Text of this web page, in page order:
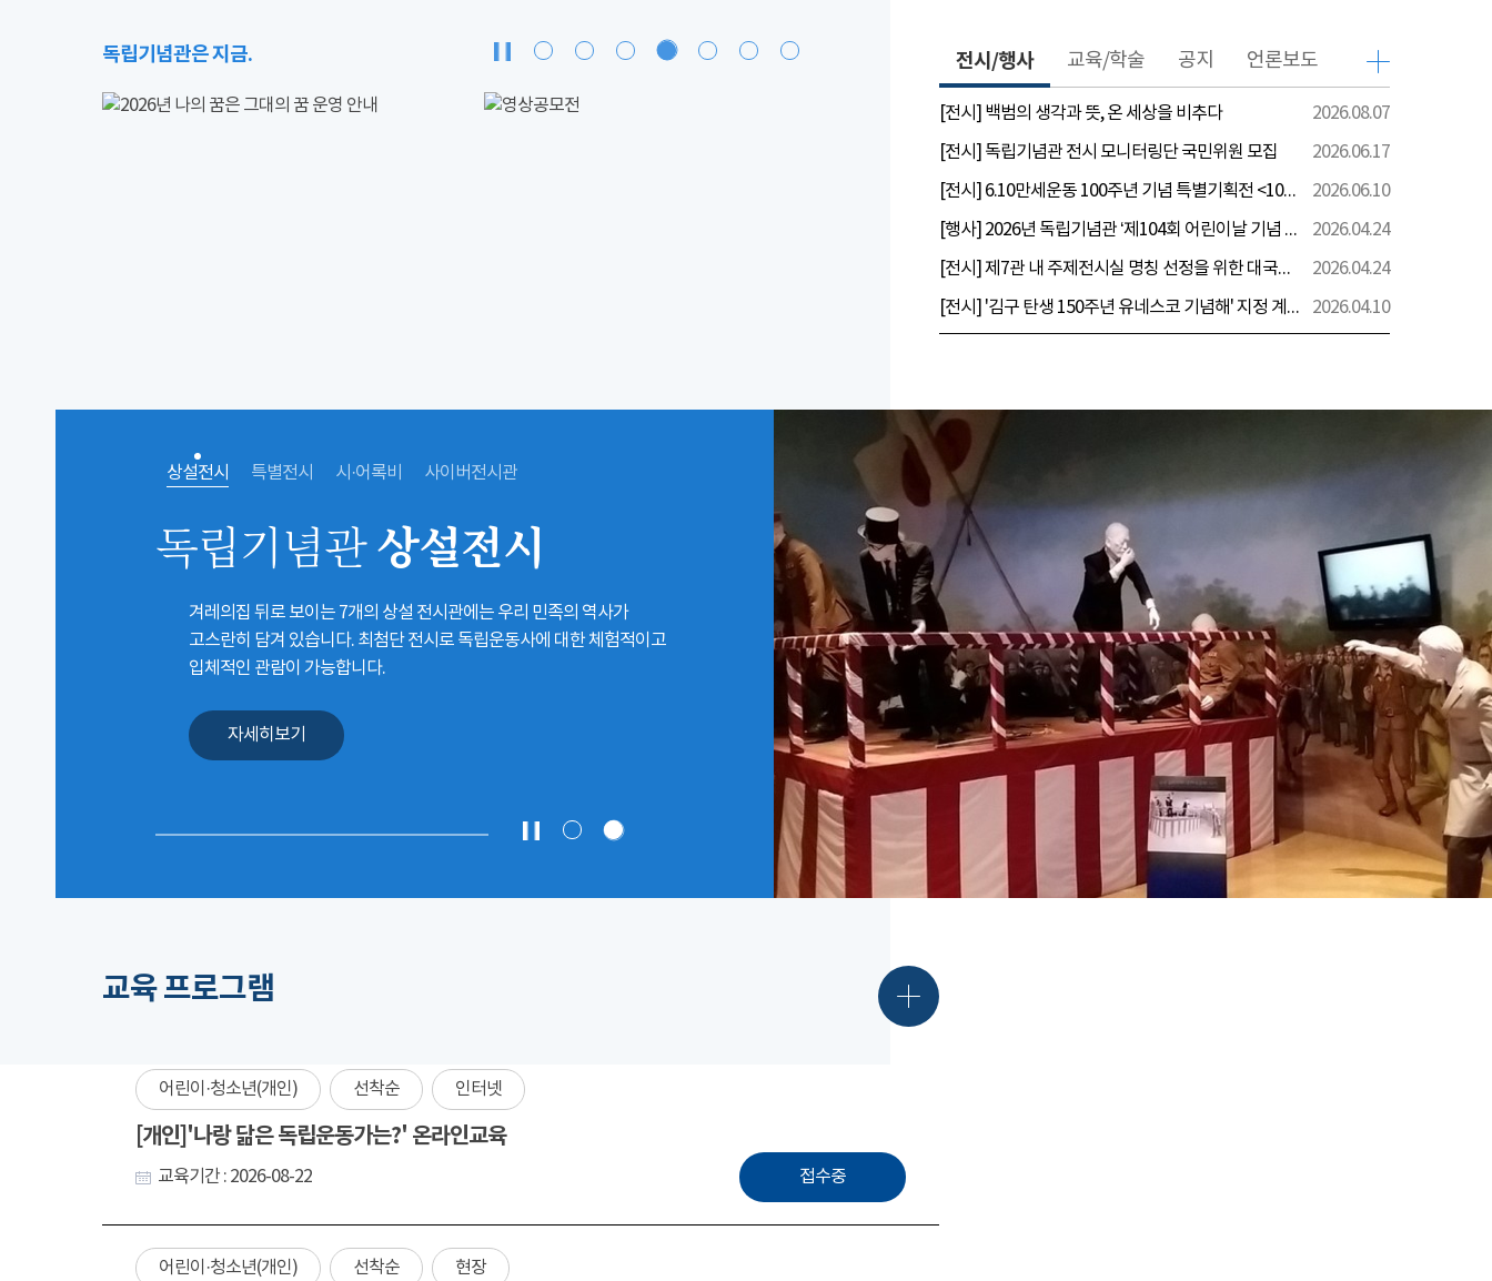
독립기념관은 지금. 전시/행사
[전시] 백범의 생각과 뜻, 온 세상을 비추다
2026.08.07
[전시] 독립기념관 전시 모니터링단 국민위원 모집
2026.06.17
[전시] 6.10만세운동 100주년 기념 특별기획전 <100년 전 그날을 보다: 6.10만세운동>
2026.06.10
[행사] 2026년 독립기념관 ‘제104회 어린이날 기념 행사’ 안내
2026.04.24
[전시] 제7관 내 주제전시실 명칭 선정을 위한 대국민 의견 수렴 실시
2026.04.24
[전시] '김구 탄생 150주년 유네스코 기념해' 지정 계기 AI영상 국민공모 개최 안내
2026.04.10
교육/학술 공지 언론보도
상설전시 특별전시 시·어록비 사이버전시관
독립기념관상설전시
겨레의집 뒤로 보이는 7개의 상설 전시관에는 우리 민족의 역사가
고스란히 담겨 있습니다. 최첨단 전시로 독립운동사에 대한 체험적이고
입체적인 관람이 가능합니다.
자세히보기
교육 프로그램
어린이·청소년(개인) 선착순 인터넷
[개인]'나랑 닮은 독립운동가는?' 온라인교육
교육기간 : 2026-08-22 접수중
어린이·청소년(개인) 선착순 현장